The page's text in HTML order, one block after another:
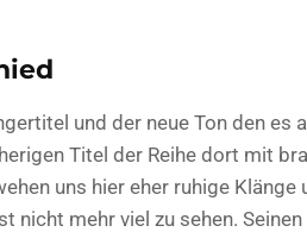
und der neue Ton den es
Titel der Reihe dort mit
uns hier eher ruhige Klänge
nicht mehr viel zu sehen.